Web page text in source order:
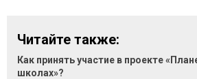
Читайте также:
Как принять участие в проекте
школах»?